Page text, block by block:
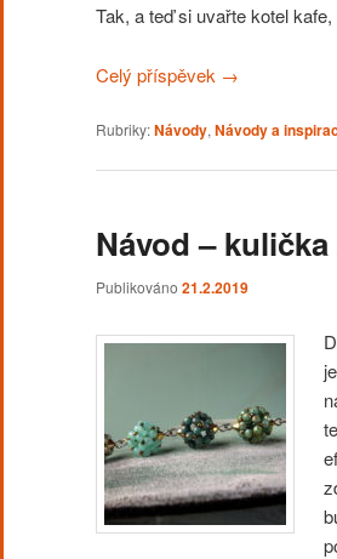
Tak, a teď si uvařte kotel
Celý příspěvek →
Rubriky:Návody, Návody a
Návod –
Publikováno 21.2.2019